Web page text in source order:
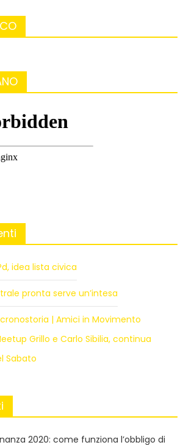
idea lista civica
pronta serve un’intesa
| Amici in Movimento
Grillo e Carlo Sibilia, continua
Sabato
2020: come funziona l’obbligo di